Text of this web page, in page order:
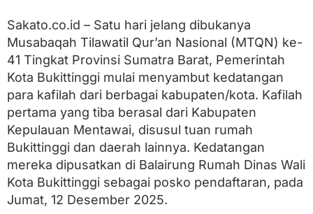
a
h
d
a
i
K
a
b
u
p
t
e
n
/
Sakato.co.id – Satu hari jelang dibukanya
Musabaqah Tilawatil Qur’an Nasional (MTQN) ke-
41 Tingkat Provinsi Sumatra Barat, Pemerintah
Kota Bukittinggi mulai menyambut kedatangan
para kafilah dari berbagai kabupaten/kota. Kafilah
pertama yang tiba berasal dari Kabupaten
Kepulauan Mentawai, disusul tuan rumah
Bukittinggi dan daerah lainnya. Kedatangan
mereka dipusatkan di Balairung Rumah Dinas Wali
Kota Bukittinggi sebagai posko pendaftaran, pada
Jumat, 12 Desember 2025.